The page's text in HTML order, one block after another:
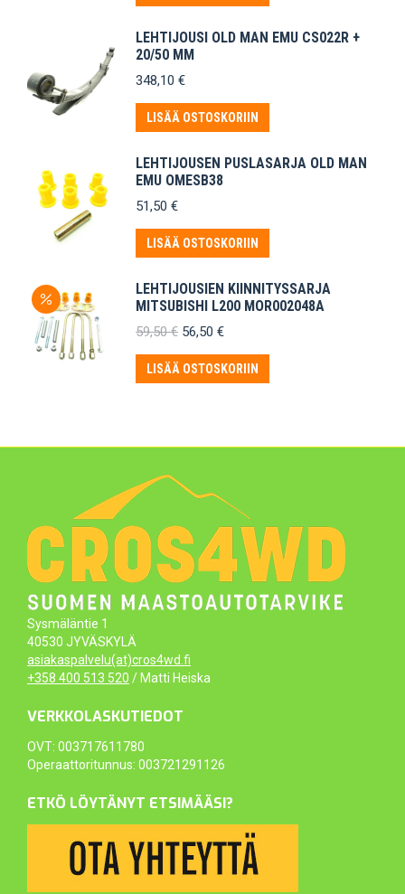
LEHTIJOUSI OLD MAN EMU CS022R +
20/50 MM
348,10 €
LISÄÄ OSTOSKORIIN
LEHTIJOUSEN PUSLASARJA OLD MAN
EMU OMESB38
51,50 €
LISÄÄ OSTOSKORIIN
LEHTIJOUSIEN KIINNITYSSARJA
MITSUBISHI L200 MOR002048A
59,50€ Alkuperäinen
oli:
59,50 €.
56,50 €Nykyinen
on:
56,50 €.
LISÄÄ OSTOSKORIIN
Sysmäläntie 1
40530 JYVÄSKYLÄ
asiakaspalvelu(at)cros4wd.fi
+358 400 513 520 / Matti Heiska
VERKKOLASKUTIEDOT
OVT: 003717611780
Operaattoritunnus: 003721291126
ETKÖ LÖYTÄNYT ETSIMÄÄSI?